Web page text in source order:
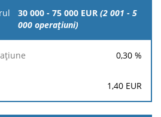
30 000 - 75 000 EUR (2 001 - 5
000 operațiuni)
0,30 %
1,40 EUR